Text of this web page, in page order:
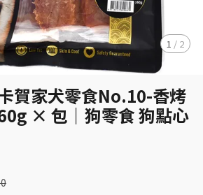
1 / 2
賀家犬零食No.10-香烤
× 包｜狗零食 狗點心